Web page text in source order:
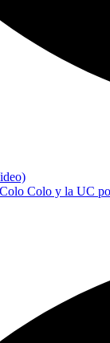
Colo y la UC